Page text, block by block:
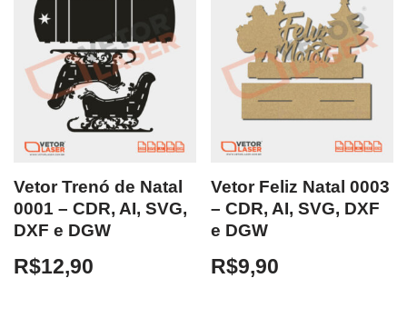
Vetor Trenó de Natal
0001 – CDR, AI, SVG,
DXF e DGW
R$12,90
Vetor Feliz Natal 0003
– CDR, AI, SVG, DXF
e DGW
R$9,90